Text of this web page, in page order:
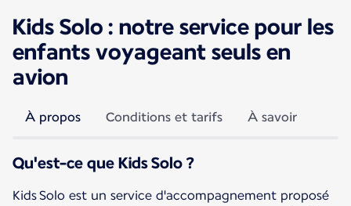
Kids Solo : notre service pour les
enfants voyageant seuls en
avion
À propos Conditions et tarifs À savoir
Qu'est-ce que Kids Solo ?
Kids Solo est un service d'accompagnement proposé